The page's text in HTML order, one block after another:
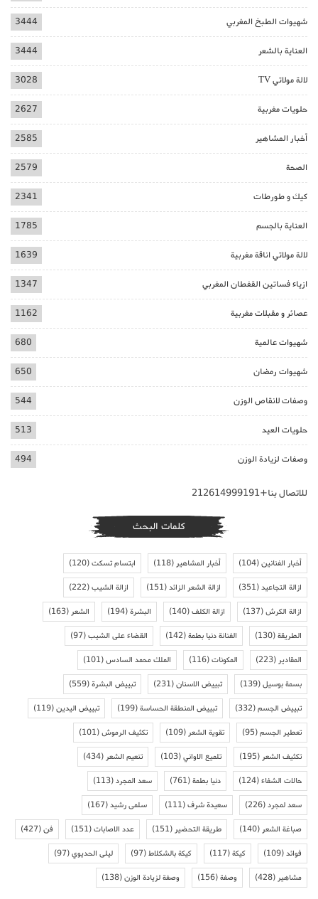
شهيوات الطبخ المغربي 3444
العناية بالشعر 3444
لالة مولاتي TV 3028
حلويات مغربية 2627
أخبار المشاهير 2585
الصحة 2579
كيك و طورطات 2341
العناية بالجسم 1785
لالة مولاتي اناقة مغربية 1639
ازياء فساتين القفطان المغربي 1347
عصائر و مقبلات مغربية 1162
شهيوات عالمية 680
شهيوات رمضان 650
وصفات لانقاص الوزن 544
حلويات العيد 513
وصفات لزيادة الوزن 494
للاتصال بنا+212614999191
كلمات البحث
أخبار الفنانين(104) أخبار المشاهير(118) ابتسام تسكت(120)
ازالة التجاعيد(351) ازالة الشعر الزائد(151) ازالة الشيب(222)
ازالة الكرش(137) ازالة الكلف(140) البشرة(194) الشعر(163)
الطريقة(130) الفنانة دنيا بطمة(142) القضاء على الشيب(97)
المقادير(223) المكونات(116) الملك محمد السادس(101)
بسمة بوسيل(139) تبييض الاسنان(231) تبييض البشرة(559)
تبييض الجسم(332) تبييض المنطقة الحساسة(199) تبييض اليدين(119)
تعطير الجسم(95) تقوية الشعر(109) تكثيف الرموش(101)
تكثيف الشعر(195) تلميع الاواني(103) تنعيم الشعر(434)
حالات الشفاء(124) دنيا بطمة(761) سعد المجرد(113)
سعد لمجرد(226) سعيدة شرف(111) سلمى رشيد(167)
صباغة الشعر(140) طريقة التحضير(151) عدد الاصابات(151) فن(427)
فوائد(109) كيكة(117) كيكة بالشكلاط(97) ليلى الحديوي(97)
مشاهير(428) وصفة(156) وصفة لزيادة الوزن(138)